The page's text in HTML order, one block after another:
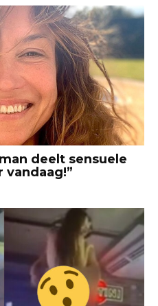
deelt sensuele
vandaag!”